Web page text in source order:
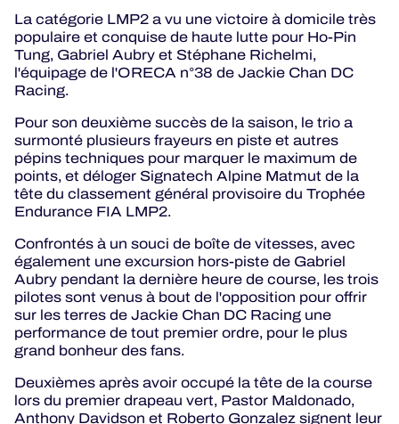
La catégorie LMP2 a vu une victoire à domicile très
populaire et conquise de haute lutte pour Ho-Pin
Tung, Gabriel Aubry et Stéphane Richelmi,
l'équipage de l'ORECA n°38 de Jackie Chan DC
Racing.
Pour son deuxième succès de la saison, le trio a
surmonté plusieurs frayeurs en piste et autres
pépins techniques pour marquer le maximum de
points, et déloger Signatech Alpine Matmut de la
tête du classement général provisoire du Trophée
Endurance FIA LMP2.
Confrontés à un souci de boîte de vitesses, avec
également une excursion hors-piste de Gabriel
Aubry pendant la dernière heure de course, les trois
pilotes sont venus à bout de l'opposition pour offrir
sur les terres de Jackie Chan DC Racing une
performance de tout premier ordre, pour le plus
grand bonheur des fans.
Deuxièmes après avoir occupé la tête de la course
lors du premier drapeau vert, Pastor Maldonado,
Anthony Davidson et Roberto Gonzalez signent leur